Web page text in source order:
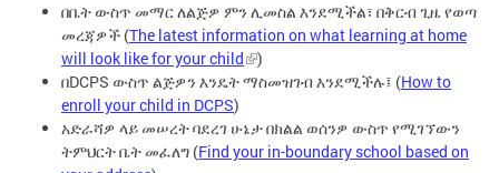
በቤት ውስጥ መማር ለልጅዎ ምን ሊመስል እንደሚችል፣ በቅርብ ጊዜ የወጣ
መረጃዎች (The latest information on what learning at home
will look like for your child
)
በDCPS ውስጥ ልጅዎን እንዴት ማስመዝገብ እንደሚችሉ፤ (How to
enroll your child in DCPS)
አድራሻዎ ላይ መሠረት ባደረገ ሁኔታ በክልል ወሰንዎ ውስጥ የሚገኘውን
ትምህርት ቤት መፈለግ (Find your in-boundary school based on